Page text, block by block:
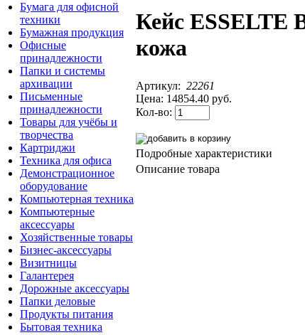
Бумага для офисной
техники
Бумажная продукция
Офисные
принадлежности
Папки и системы
архивации
Письменные
принадлежности
Товары для учёбы и
творчества
Картриджи
Техника для офиса
Демонстрационное
оборудование
Компьютерная техника
Компьютерные
аксессуары
Хозяйственные товары
Бизнес-аксессуары
Визитницы
Галантерея
Дорожные аксессуары
Папки деловые
Продукты питания
Бытовая техника
Кейс
кожа
Артикул: 22261
Цена: 14854.40 руб.
Кол-во:
Подробные характеристики
Описание товара